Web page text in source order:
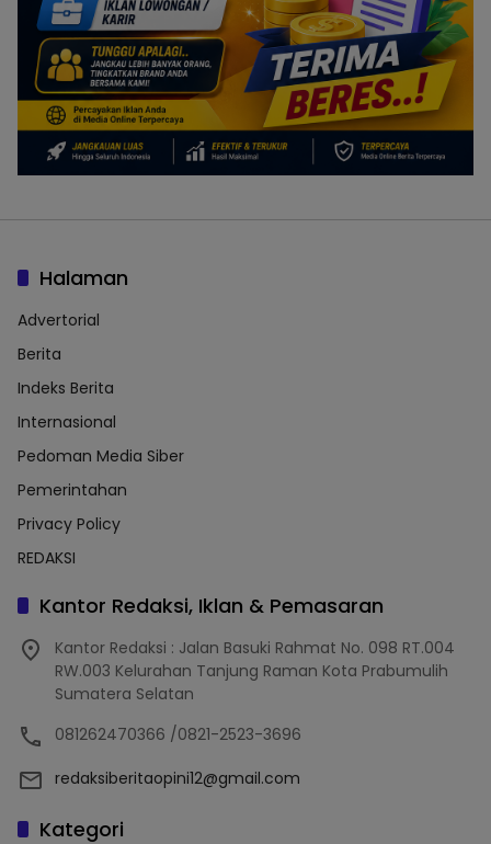
Halaman
Advertorial
Berita
Indeks Berita
Internasional
Pedoman Media Siber
Pemerintahan
Privacy Policy
REDAKSI
Kantor Redaksi, Iklan & Pemasaran
Kantor Redaksi : Jalan Basuki Rahmat No. 098 RT.004
RW.003 Kelurahan Tanjung Raman Kota Prabumulih
Sumatera Selatan
081262470366 /0821-2523-3696
redaksiberitaopini12@gmail.com
Kategori